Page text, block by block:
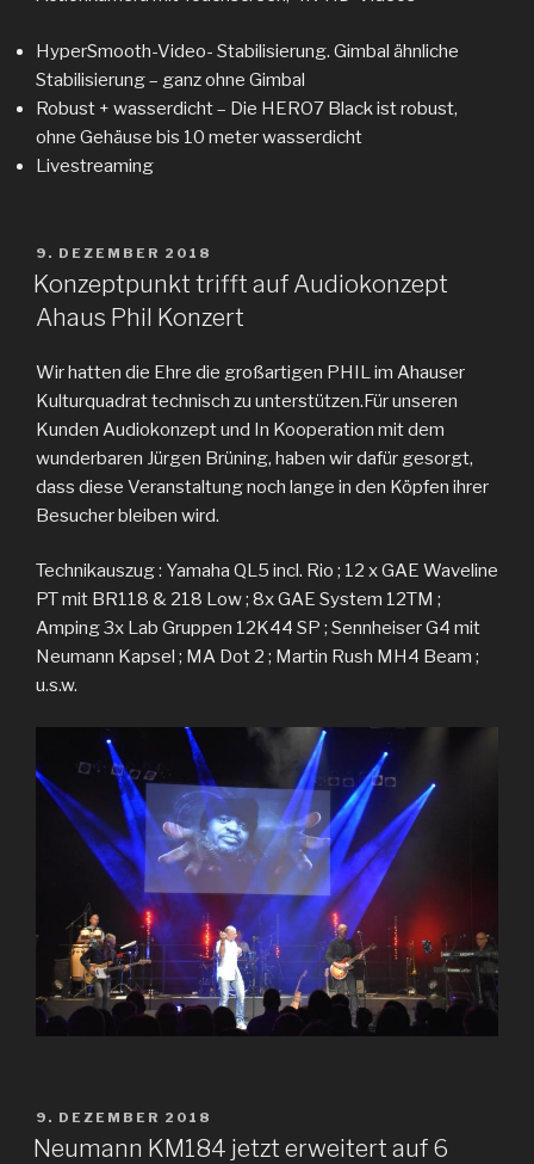
HyperSmooth-Video- Stabilisierung. Gimbal ähnliche
Stabilisierung – ganz ohne Gimbal
Robust + wasserdicht – Die HERO7 Black ist robust,
ohne Gehäuse bis 10 meter wasserdicht
Livestreaming
VERÖFFENTLICHT
AM
9. DEZEMBER 2018
Konzeptpunkt trifft auf Audiokonzept
Ahaus Phil Konzert
Wir hatten die Ehre die großartigen PHIL im Ahauser
Kulturquadrat technisch zu unterstützen.Für unseren
Kunden Audiokonzept und In Kooperation mit dem
wunderbaren Jürgen Brüning, haben wir dafür gesorgt,
dass diese Veranstaltung noch lange in den Köpfen ihrer
Besucher bleiben wird.
Technikauszug : Yamaha QL5 incl. Rio ; 12 x GAE Waveline
PT mit BR118 & 218 Low ; 8x GAE System 12TM ;
Amping 3x Lab Gruppen 12K44 SP ; Sennheiser G4 mit
Neumann Kapsel ; MA Dot 2 ; Martin Rush MH4 Beam ;
u.s.w.
VERÖFFENTLICHT
AM
9. DEZEMBER 2018
Neumann KM184 jetzt erweitert auf 6